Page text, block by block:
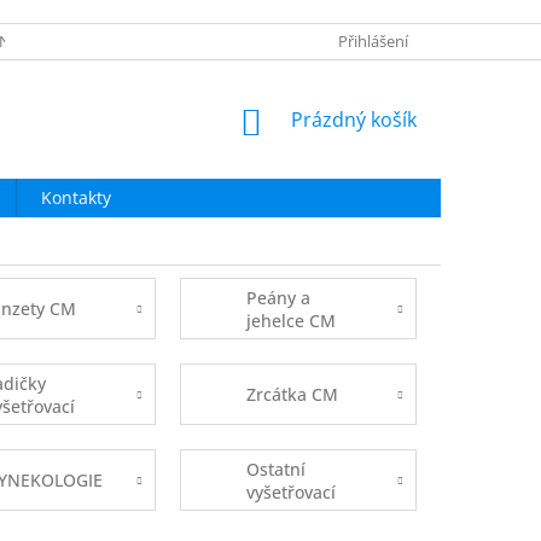
OBCHODU NAPIŠTE NÁM
Přihlášení
NÁKUPNÍ
Prázdný košík
Kontakty
CM
Peány a
jehelce CM
Zrcátka CM
Ostatní
vyšetřovací
nástroje CM